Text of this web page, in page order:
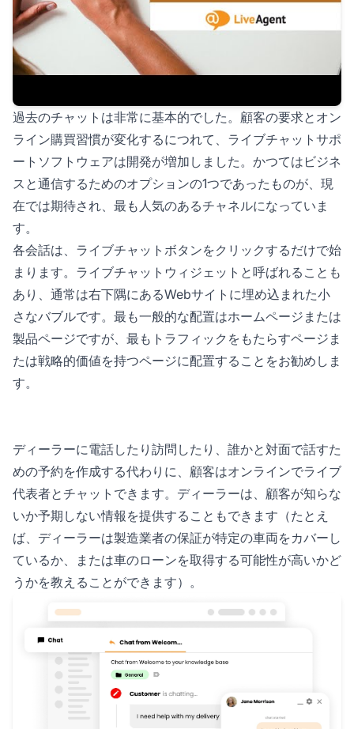
過去のチャットは非常に基本的でした。顧客の要求とオン
ライン購買習慣が変化するにつれて、ライブチャットサポ
ートソフトウェアは開発が増加しました。かつてはビジネ
スと通信するためのオプションの1つであったものが、現
在では期待され、最も人気のあるチャネルになっていま
す。
各会話は、ライブチャットボタンをクリックするだけで始
まります。ライブチャットウィジェットと呼ばれることも
あり、通常は右下隅にあるWebサイトに埋め込まれた小
さなバブルです。最も一般的な配置はホームページまたは
製品ページですが、最もトラフィックをもたらすページま
たは戦略的価値を持つページに配置することをお勧めしま
す。
ディーラーに電話したり訪問したり、誰かと対面で話すた
めの予約を作成する代わりに、顧客はオンラインでライブ
代表者とチャットできます。ディーラーは、顧客が知らな
いか予期しない情報を提供することもできます（たとえ
ば、ディーラーは製造業者の保証が特定の車両をカバーし
ているか、または車のローンを取得する可能性が高いかど
うかを教えることができます）。